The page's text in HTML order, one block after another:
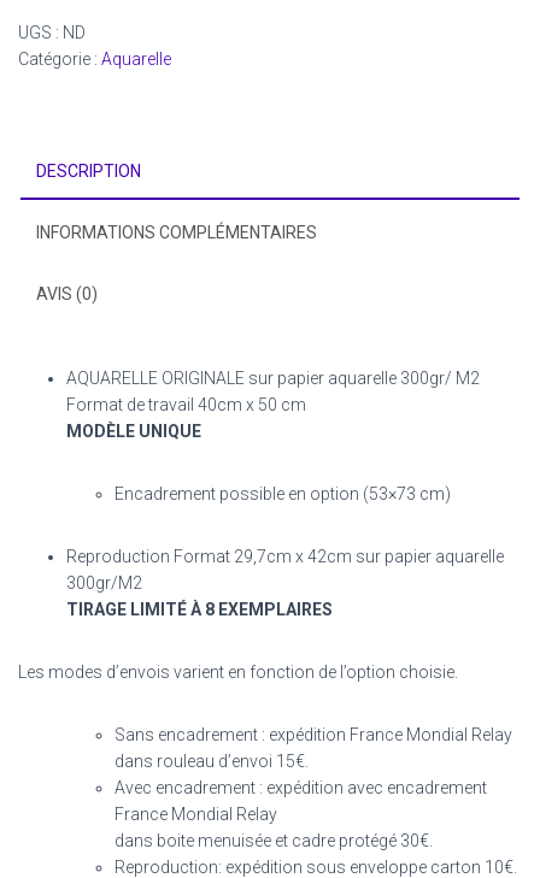
R
THRUXTON
UGS : ND
Catégorie : Aquarelle
DESCRIPTION
INFORMATIONS COMPLÉMENTAIRES
AVIS (0)
AQUARELLE ORIGINALE sur papier aquarelle 300gr/ M2
Format de travail 40cm x 50 cm
MODÈLE UNIQUE
Encadrement possible en option (53×73 cm)
Reproduction Format 29,7cm x 42cm sur papier aquarelle
300gr/M2
TIRAGE LIMITÉ À 8 EXEMPLAIRES
Les modes d’envois varient en fonction de l’option choisie.
Sans encadrement : expédition France Mondial Relay
dans rouleau d’envoi 15€.
Avec encadrement : expédition avec encadrement
France Mondial Relay
dans boite menuisée et cadre protégé 30€.
Reproduction: expédition sous enveloppe carton 10€.